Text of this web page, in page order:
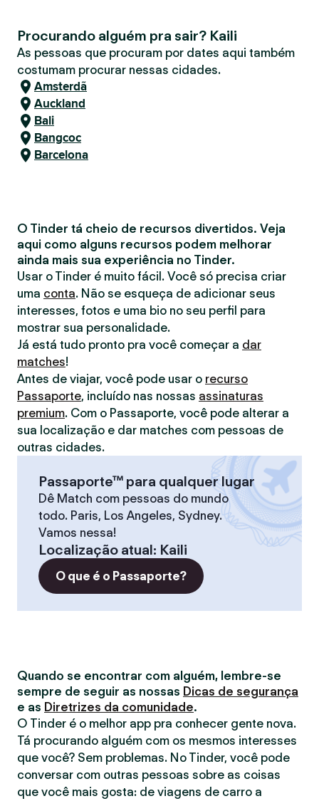
Procurando alguém pra sair? Kaili
As pessoas que procuram por dates aqui também
costumam procurar nessas cidades.
Amsterdã
Auckland
Bali
Bangcoc
Barcelona
O Tinder tá cheio de recursos divertidos. Veja
aqui como alguns recursos podem melhorar
ainda mais sua experiência no Tinder.
Usar o Tinder é muito fácil. Você só precisa criar
uma conta. Não se esqueça de adicionar seus
interesses, fotos e uma bio no seu perfil para
mostrar sua personalidade.
Já está tudo pronto pra você começar a dar
matches!
Antes de viajar, você pode usar o recurso
Passaporte, incluído nas nossas assinaturas
premium. Com o Passaporte, você pode alterar a
sua localização e dar matches com pessoas de
outras cidades.
Passaporte™ para qualquer lugar
Dê Match com pessoas do mundo
todo. Paris, Los Angeles, Sydney.
Vamos nessa!
Localização atual: Kaili
O que é o Passaporte?
Quando se encontrar com alguém, lembre-se
sempre de seguir as nossas Dicas de segurança
e as Diretrizes da comunidade.
O Tinder é o melhor app pra conhecer gente nova.
Tá procurando alguém com os mesmos interesses
que você? Sem problemas. No Tinder, você pode
conversar com outras pessoas sobre as coisas
que você mais gosta: de viagens de carro a